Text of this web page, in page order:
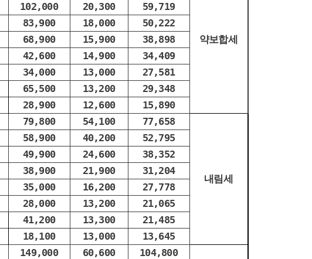
약보합세
102,000 20,300
59,719
83,900 18,000
50,222
68,900 15,900
38,898
42,600 14,900
34,409
34,000 13,000
27,581
65,500 13,200
29,348
28,900 12,600 15,890
79,800 54,100 77,658
내림세
58,900 40,200
52,795
49,900 24,600
38,352
38,900 21,900
31,204
35,000 16,200
27,778
28,000 13,200
21,065
41,200 13,300
21,485
18,100 13,000 13,645
149,000 60,600 104,800